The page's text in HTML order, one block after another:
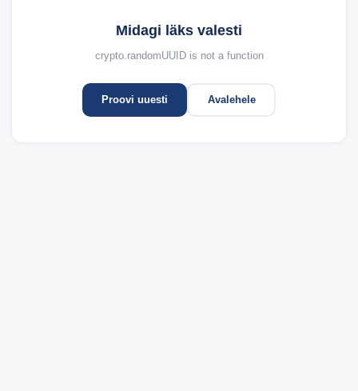
Midagi läks valesti
crypto.randomUUID is not a function
Proovi uuesti Avalehele